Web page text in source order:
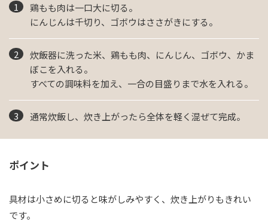
鶏もも肉は一口大に切る。
にんじんは千切り、ゴボウはささがきにする。
炊飯器に洗った米、鶏もも肉、にんじん、ゴボウ、かま
ぼこを入れる。
すべての調味料を加え、一合の目盛りまで水を入れる。
通常炊飯し、炊き上がったら全体を軽く混ぜて完成。
ポイント
具材は小さめに切ると味がしみやすく、炊き上がりもきれい
です。